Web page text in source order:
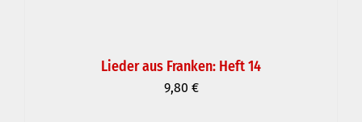
Lieder aus Franken: Heft 14
9,80 €